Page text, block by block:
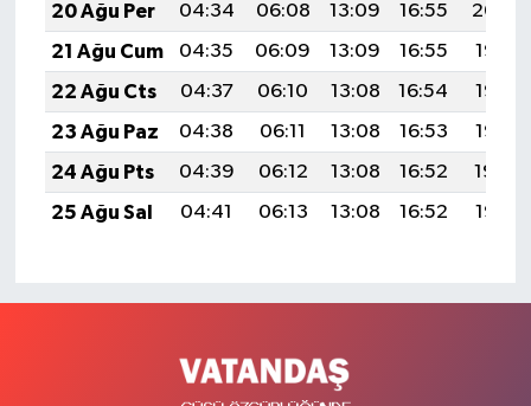
20 Ağu Per
04:34 06:08 13:09 16:55
20:00
21 Ağu Cum
04:35 06:09 13:09 16:55
19:58
22 Ağu Cts
04:37 06:10 13:08 16:54
19:57
23 Ağu Paz
04:38 06:11 13:08 16:53
19:55
24 Ağu Pts
04:39 06:12 13:08 16:52
19:54
25 Ağu Sal
04:41 06:13 13:08 16:52 19:52